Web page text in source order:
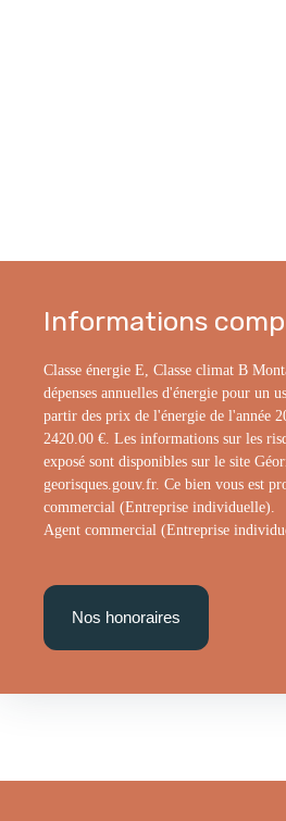
Informations
Classe énergie E, Classe climat B
dépenses annuelles d'énergie pour un
partir des prix de l'énergie de l'année
2420.00 €. Les informations sur les
exposé sont disponibles sur le site
georisques.gouv.fr. Ce bien vous est
commercial (Entreprise individuelle).
Agent commercial (Entreprise
Nos honoraires